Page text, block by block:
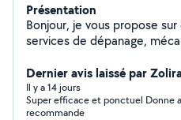
Présentation
Bonjour, je vous propose
services de dépanage,
Dernier avis laissé par
Il y a 14 jours
Super efficace et ponctuel Donne
recommande